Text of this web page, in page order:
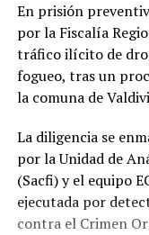
En prisión
por la Fiscalía
tráfico ilícito de
fogueo, tras un
la comuna de
La diligencia se
por la Unidad de
(Sacfi) y el equipo
ejecutada por
contra el Crimen